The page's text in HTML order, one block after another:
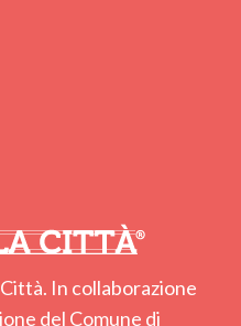
In collaborazione
del Comune di